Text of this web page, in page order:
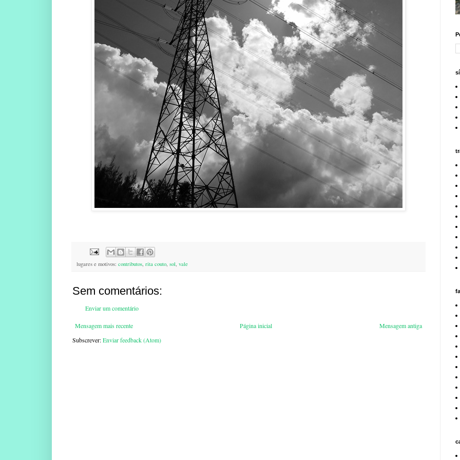
lugares e motivos: contributos, rita couto, sol, vale
Sem comentários:
Enviar um comentário
Mensagem mais recente Mensagem antiga
Página inicial
Subscrever:Enviar feedback (Atom)